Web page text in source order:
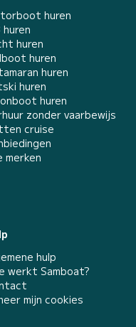
huren
huren
huren
huren
huren
huren
huren
zonder vaarbewijs
cruise
merken
hulp
werkt Samboat?
mijn cookies